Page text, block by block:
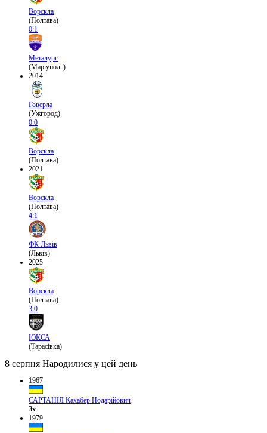
Ворскла
(Полтава)
0:1
Металург
(Маріуполь)
2014
Говерла
(Ужгород)
0:0
Ворскла
(Полтава)
2021
Ворскла
(Полтава)
4:1
ФК Львів
(Львів)
2025
Ворскла
(Полтава)
3:0
ЮКСА
(Тарасівка)
8 серпня Народилися у цей день
1967
САРТАНІЯ Кахабер Нодарійович
Зх
1979